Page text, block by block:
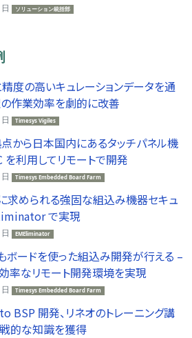
ソリューション統括部
度の高いキュレーションデータを通
作業効率を劇的に改善
Timesys Vigiles
から日本国内にあるタッチパネル機
を利用してリモートで開発
Timesys Embedded Board Farm
求められる強固な組込み機器セキュ
で実現
EMEliminator
ボードを使った組込み開発が行える –
率なリモート開発環境を実現
Timesys Embedded Board Farm
BSP 開発、リネオのトレーニング講
的な知識を獲得